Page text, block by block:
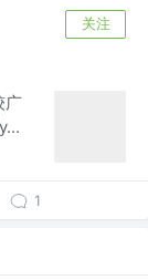
关注
广
1